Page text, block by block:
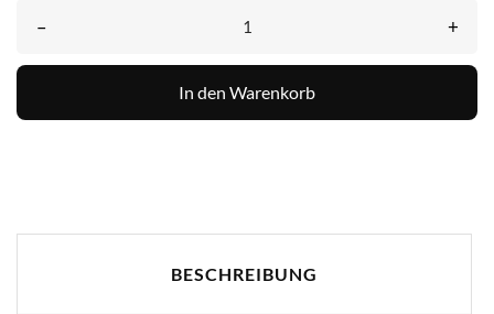
– +
In den Warenkorb
BESCHREIBUNG